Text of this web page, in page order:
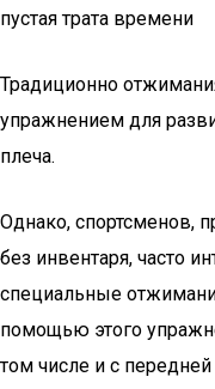
пустая трата времени
Традиционно
упражнением для
плеча.
Однако, спортсменов,
без инвентаря, часто
специальные
помощью этого
том числе и с